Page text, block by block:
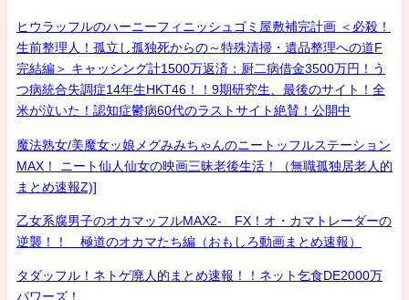
ヒウラッフルのハーニーフィニッシュゴミ屋敷補完計画 ＜必殺！
生前整理人！孤立し孤独死からの～特殊清掃・遺品整理への道F
完結編＞ キャッシング計1500万返済：厨二病借金3500万円！う
つ病統合失調症14年生HKT46！！9期研究生、最後のサイト！全
米が泣いた！認知症鬱病60代のラストサイト絶賛！公開中
魔法熟女/美魔女ッ娘メグみみちゃんのニートッフルステーション
MAX！ ニート仙人仙女の映画三昧老後生活！（無職孤独居老人的
まとめ速報Z)]
乙女系腐男子のオカマッフルMAX2- FX！オ・カマトレーダーの
逆襲！！ 極道のオカマたち編（おもしろ動画まとめ速報）
タダッフル！ネトゲ廃人的まとめ速報！！ネット乞食DE2000万
パワーズ！